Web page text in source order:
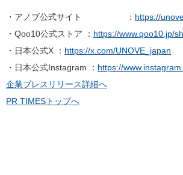
・アノブ公式サイト ： https://
・Qoo10公式ストア ： https://www.qoo10.jp/
・日本公式X ： https://x.com/UNOVE_japan
・日本公式Instagram ： https://
企業プレスリリース詳細へ
PR TIMESトップへ